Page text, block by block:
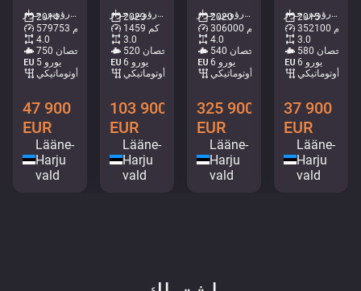
رؤوس جرار • M517-6753
2014
579753 كم
4.0
750 حصان
يورو 5
أوتوماتيكي
47 900
EUR
Lääne-
Harju
vald
رؤوس جرار • M521-6765
2023
1459 كم
3.0
520 حصان
يورو 6
أوتوماتيكي
103 900
EUR
Lääne-
Harju
vald
رؤوس جرار • M960-9040
2020
306000 كم
4.0
540 حصان
يورو 6
أوتوماتيكي
325 900
EUR
Lääne-
Harju
vald
رؤوس جرار • M945-2968
2015
352100 كم
3.0
580 حصان
يورو 6
أوتوماتيكي
37 900
EUR
Lääne-
Harju
vald